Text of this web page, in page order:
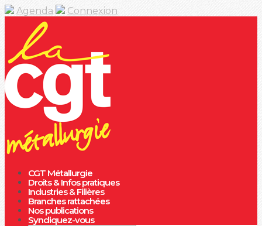
Agenda Connexion
CGT Métallurgie
Droits & Infos pratiques
Industries & Filières
Branches rattachées
Nos publications
Syndiquez-vous